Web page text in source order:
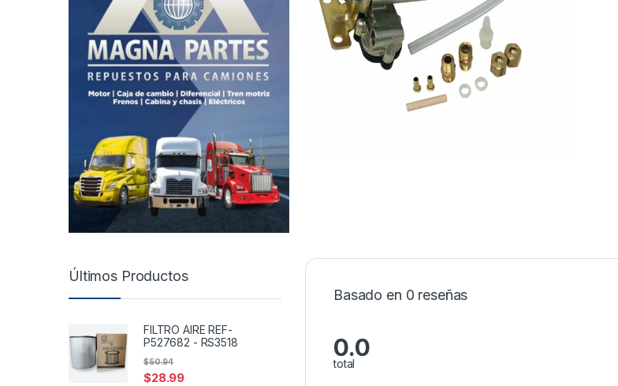
Basado en 0 reseñas
0.0
total
Últimos Productos
FILTRO AIRE REF-
P527682 - RS3518
$28.99
$50.94